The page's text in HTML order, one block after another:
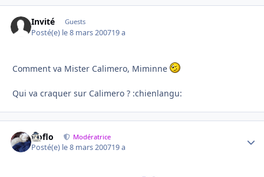
Invité Guests
Posté(e) le 8 mars 200719 a
Comment va Mister Calimero, Miminne
Qui va craquer sur Calimero ? :chienlangu:
floflo Modératrice
Posté(e) le 8 mars 200719 a